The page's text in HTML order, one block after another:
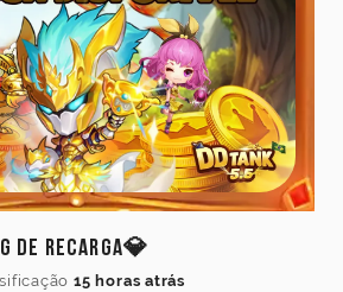
Atualizar
de Recarga💎
15 horas atrás